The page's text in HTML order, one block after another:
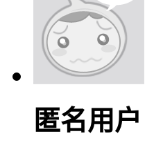
匿名用户